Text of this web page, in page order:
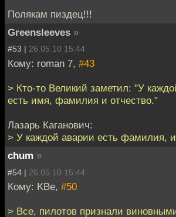
Полякам пиздец!!!
Greensleeves »
#53 | 26.05.10 15:44
Кому: roman 7, #43
> Кто-то Великий заметил: "У
есть имя, фамилия и отчество."
Лазарь Каганович:
> У каждой аварии есть фамилия,
chum »
#54 | 26.05.10 15:44
Кому: KBe, #50
> Все, пилотов признали